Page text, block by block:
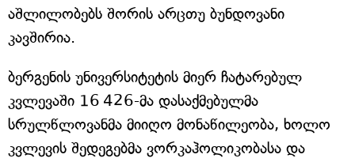
აშლილობებს შორის არცთუ ბუნდოვანი
კავშირია.
ბერგენის უნივერსიტეტის მიერ ჩატარებულ
კვლევაში 16 426-მა დასაქმებულმა
სრულწლოვანმა მიიღო მონაწილეობა, ხოლო
კვლევის შედეგებმა ვორკაჰოლიკობასა და